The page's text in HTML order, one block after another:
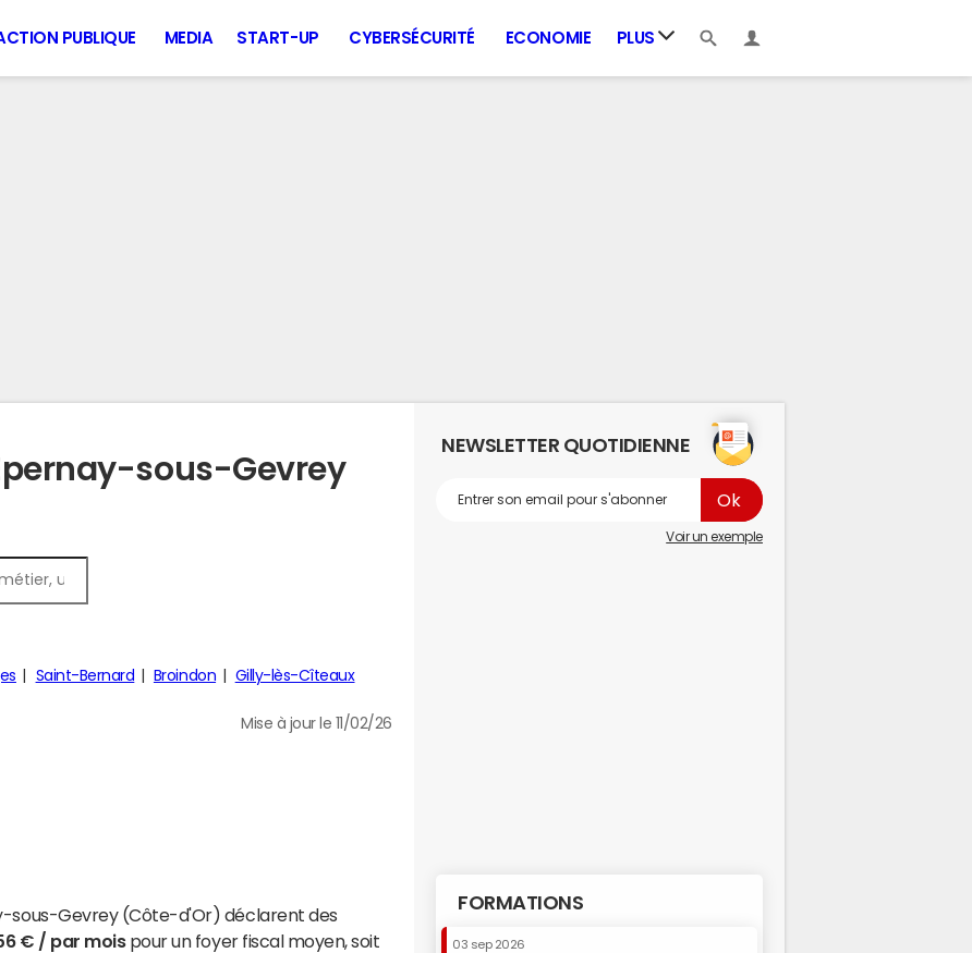
PUBLIQUE MEDIA START-UP CYBERSÉCURITÉ ECONOMIE PLUS
sous-Gevrey
Saint-Bernard Broindon Gilly-lès-Cîteaux
Mise à jour le 11/02/26
sous-Gevrey (Côte-d'Or) déclarent des
€ / par moispour un foyer fiscal moyen, soit
NEWSLETTER QUOTIDIENNE
Voir un exemple
FORMATIONS
03 sep 2026